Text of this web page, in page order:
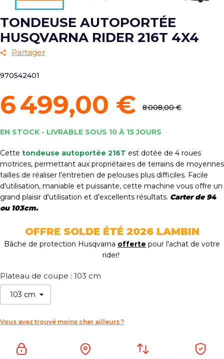
TONDEUSE AUTOPORTÉE
HUSQVARNA RIDER 216T 4X4
Partager
970542401
6 499,00 € 8 008,00 €
EN STOCK - LIVRABLE SOUS 10 À 15 JOURS
Cette tondeuse autoportée 216T est dotée de 4 roues
motrices, permettant aux propriétaires de terrains de moyennes
tailles de réaliser l'entretien de pelouses plus difficiles. Facile
d'utilisation, maniable et puissante, cette machine vous offre un
grand plaisir d'utilisation et d'excellents résultats. Carter de 94
ou 103cm.
OFFRE SOLDE ÉTÉ 2026 LAMBIN
Bâche de protection Husqvarna offerte pour l'achat de votre
rider!
Plateau de coupe : 103 cm
Vous avez trouvé moins cher ailleurs ?